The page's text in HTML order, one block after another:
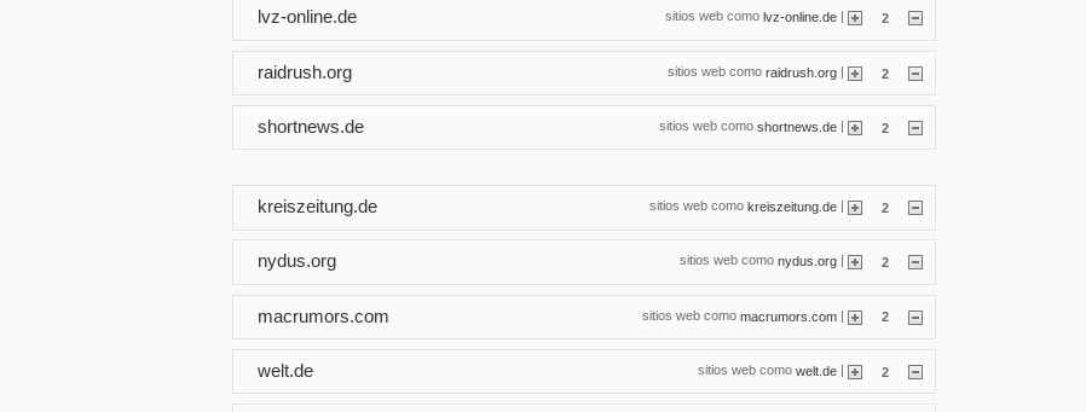
sitios web como lvz-online.de 2
lvz-online.de
sitios web como raidrush.org | 2
raidrush.org
sitios web como shortnews.de | 2
shortnews.de
sitios web como kreiszeitung.de | 2
kreiszeitung.de
sitios web como nydus.org 2
nydus.org
sitios web como macrumors.com | 2
macrumors.com
sitios web como welt.de | 2
welt.de